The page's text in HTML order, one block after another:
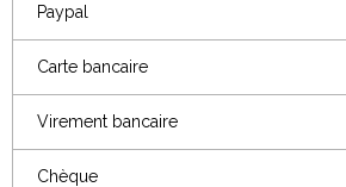
Paypal
Carte bancaire
Virement bancaire
Chèque